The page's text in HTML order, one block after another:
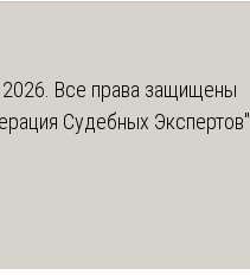
Все права защищены
Судебных Экспертов"